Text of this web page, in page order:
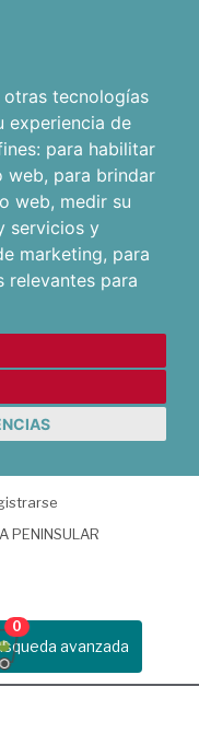
tecnologías
experiencia de
para habilitar
web, para brindar
web, medir su
servicios y
marketing, para
relevantes para
PENINSULAR
avanzada
0